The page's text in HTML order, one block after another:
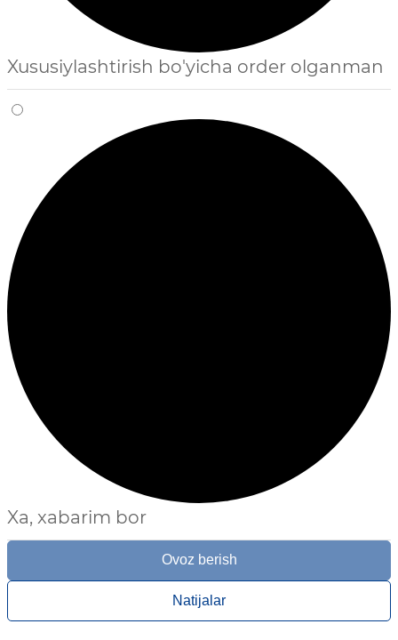
Xususiylashtirish bo'yicha order olganman
Xa, xabarim bor
Ovoz berish
Natijalar